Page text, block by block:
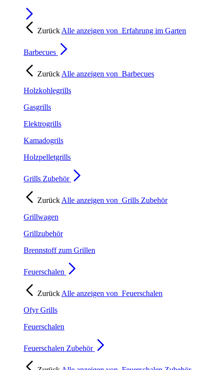
Zurück Alle anzeigen von Erfahrung im Garten
Barbecues
Zurück Alle anzeigen von Barbecues
Holzkohlegrills
Gasgrills
Elektrogrills
Kamadogrils
Holzpelletgrills
Grills Zubehör
Zurück Alle anzeigen von Grills Zubehör
Grillwagen
Grillzubehör
Brennstoff zum Grillen
Feuerschalen
Zurück Alle anzeigen von Feuerschalen
Ofyr Grills
Feuerschalen
Feuerschalen Zubehör